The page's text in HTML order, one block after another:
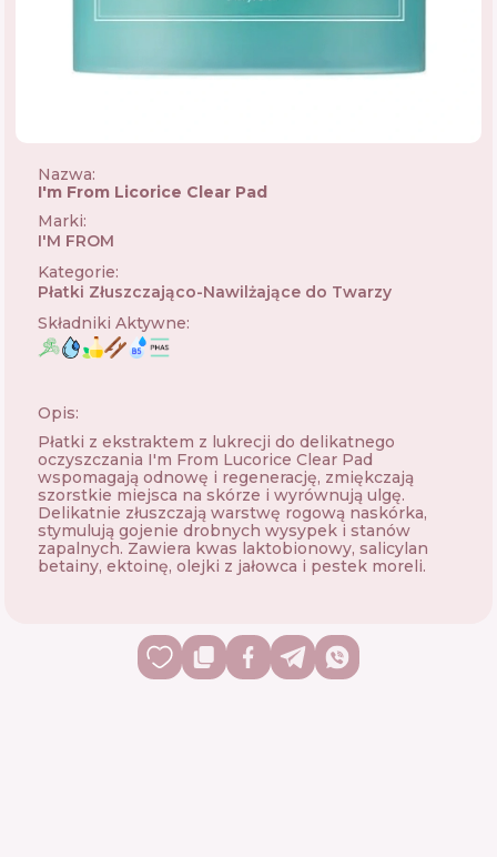
Nazwa:
I'm From Licorice Clear Pad
Marki:
I'M FROM
Kategorie:
Płatki Złuszczająco-Nawilżające do Twarzy
Składniki Aktywne:
Opis:
Płatki z ekstraktem z lukrecji do delikatnego
oczyszczania I'm From Lucorice Clear Pad
wspomagają odnowę i regenerację, zmiękczają
szorstkie miejsca na skórze i wyrównują ulgę.
Delikatnie złuszczają warstwę rogową naskórka,
stymulują gojenie drobnych wysypek i stanów
zapalnych. Zawiera kwas laktobionowy, salicylan
betainy, ektoinę, olejki z jałowca i pestek moreli.